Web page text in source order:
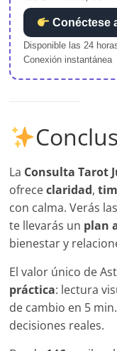
Conéctese
Disponible las 24
Conexión instantánea
La Consulta Tarot
ofrececlaridad,
con calma. Verás
te llevarás un plan
bienestar y
El valor único de
práctica: lectura
de cambio en 5
decisiones reales.